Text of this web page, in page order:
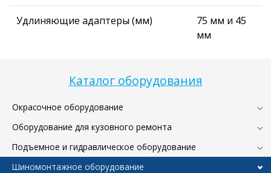
Каталог оборудования
Окрасочное оборудование
Оборудование для кузовного ремонта
Подъемное и гидравлическое оборудование
Шиномонтажное оборудование
Удлиняющие адаптеры (мм)
75 мм и 45
мм